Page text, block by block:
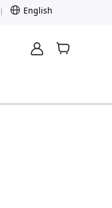
English